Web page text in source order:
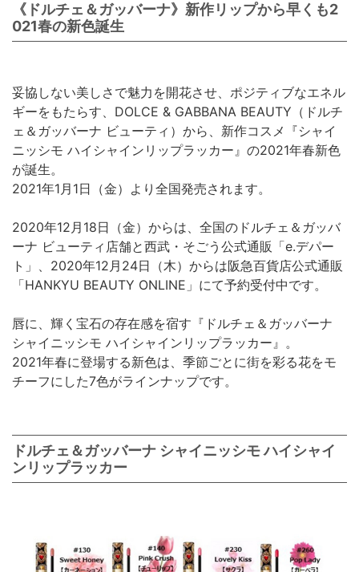
《ドルチェ＆ガッバーナ》新作リップから早くも2
021春の新色誕生
妥協しない美しさで魅力を開花させ、ポジティブなエネル
ギーをもたらす、DOLCE & GABBANA BEAUTY（ドルチ
ェ＆ガッバーナ ビューティ）から、新作コスメ『シャイ
ニッシモ ハイシャインリップラッカー』の2021年春新色
が誕生。
2021年1月1日（金）より全国発売されます。
2020年12月18日（金）からは、全国のドルチェ＆ガッバ
ーナ ビューティ店舗と西武・そごう公式通販「e.デパー
ト」、2020年12月24日（木）からは阪急百貨店公式通販
「HANKYU BEAUTY ONLINE」にて予約受付中です。
唇に、輝く宝石の存在感を宿す『ドルチェ＆ガッバーナ
シャイニッシモ ハイシャインリップラッカー』。
2021年春に登場する新色は、季節ごとに街を彩る花をモ
チーフにした7色がラインナップです。
ドルチェ＆ガッバーナ シャイニッシモ ハイシャイ
ンリップラッカー